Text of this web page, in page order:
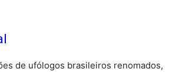
de ufólogos brasileiros renomados,